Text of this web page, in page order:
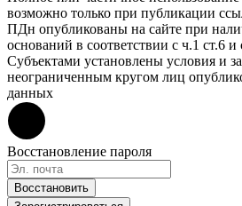
возможно только при публикации
ПДн опубликованы на сайте при
оснований в соответствии с ч.1 ст.6
Субъектами установлены условия и
неограниченным кругом лиц
данных
Восстановление пароля
Восстановить